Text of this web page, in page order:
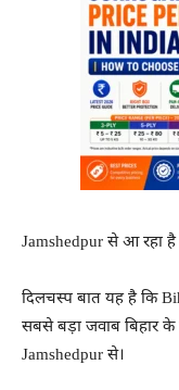
Jamshedpur से आ रहा
दिलचस्प बात यह है कि
सबसे बड़ा जवाब बिहार
Jamshedpur से।